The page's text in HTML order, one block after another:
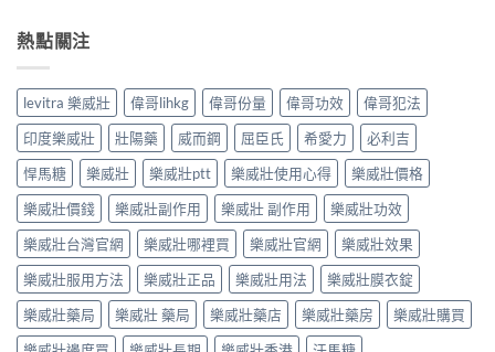
熱點關注
levitra 樂威壯 偉哥lihkg 偉哥份量 偉哥功效
偉哥犯法
印度樂威壯
壯陽藥 威而鋼 屈臣氏 希愛力
必利吉
悍馬糖
樂威壯 樂威壯ptt 樂威壯使用心得
樂威壯價格
樂威壯價錢
樂威壯副作用 樂威壯 副作用
樂威壯功效
樂威壯台灣官網
樂威壯哪裡買 樂威壯官網
樂威壯效果
樂威壯服用方法
樂威壯正品 樂威壯用法
樂威壯膜衣錠
樂威壯藥局
樂威壯 藥局 樂威壯藥店 樂威壯藥房
樂威壯購買